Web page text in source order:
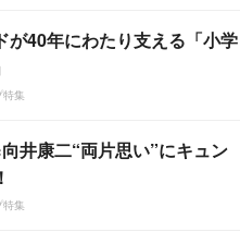
が40年にわたり支える「小学
特集
井康二“両片思い”にキュン
特集